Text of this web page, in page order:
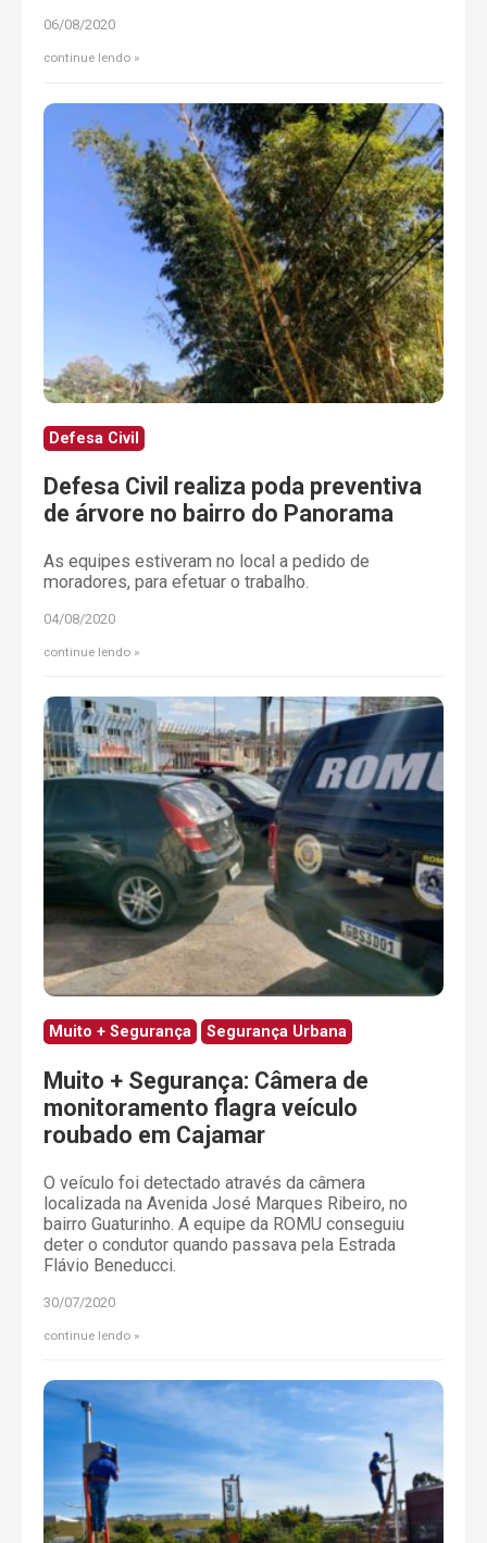
06/08/2020
continue lendo
Defesa Civil
Defesa Civil realiza poda preventiva
de árvore no bairro do Panorama
As equipes estiveram no local a pedido de
moradores, para efetuar o trabalho.
04/08/2020
continue lendo
Muito + Segurança Segurança Urbana
Muito + Segurança: Câmera de
monitoramento flagra veículo
roubado em Cajamar
O veículo foi detectado através da câmera
localizada na Avenida José Marques Ribeiro, no
bairro Guaturinho. A equipe da ROMU conseguiu
deter o condutor quando passava pela Estrada
Flávio Beneducci.
30/07/2020
continue lendo